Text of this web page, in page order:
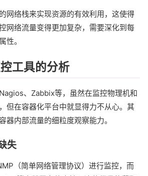
网络栈来实现资源的有效利用，这使得
网络流量变得更加复杂，需要深化到每
性。
工具的分析
、Zabbix等，虽然在监控物理机和
但在容器化平台中就显得力不从心。其
器内部流量的细粒度观察能力。
失
（简单网络管理协议）进行监控，而